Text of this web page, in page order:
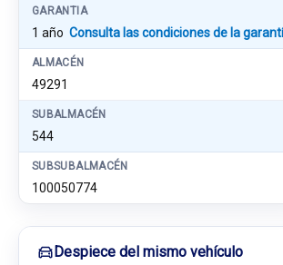
GARANTIA
1 año Consulta las condiciones de la
ALMACÉN
49291
SUBALMACÉN
544
SUBSUBALMACÉN
100050774
Despiece del mismo vehículo